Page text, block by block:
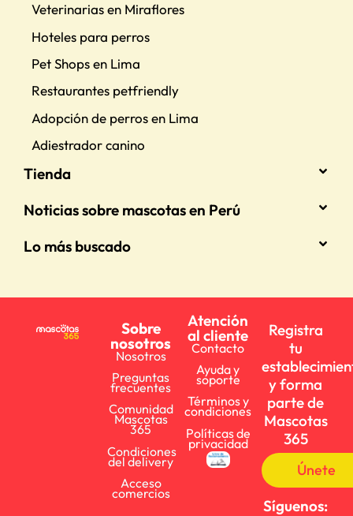
Veterinarias en Miraflores
Hoteles para perros
Pet Shops en Lima
Restaurantes petfriendly
Adopción de perros en Lima
Adiestrador canino
Tienda
Noticias sobre mascotas en Perú
Lo más buscado
Sobre
nosotros
Nosotros
Preguntas
frecuentes
Comunidad
Mascotas
365
Condiciones
del delivery
Acceso
comercios
Atención
al cliente
Contacto
Ayuda y
soporte
Términos y
condiciones
Políticas de
privacidad
Registra
tu
y forma
parte de
Mascotas
365
Únete
Síguenos: